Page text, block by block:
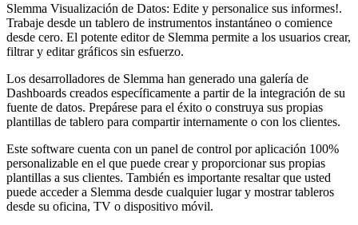
Slemma Visualización de Datos: Edite y personalice sus informes!.
Trabaje desde un tablero de instrumentos instantáneo o comience
desde cero. El potente editor de Slemma permite a los usuarios crear,
filtrar y editar gráficos sin esfuerzo.
Los desarrolladores de Slemma han generado una galería de
Dashboards creados específicamente a partir de la integración de su
fuente de datos. Prepárese para el éxito o construya sus propias
plantillas de tablero para compartir internamente o con los clientes.
Este software cuenta con un panel de control por aplicación 100%
personalizable en el que puede crear y proporcionar sus propias
plantillas a sus clientes. También es importante resaltar que usted
puede acceder a Slemma desde cualquier lugar y mostrar tableros
desde su oficina, TV o dispositivo móvil.